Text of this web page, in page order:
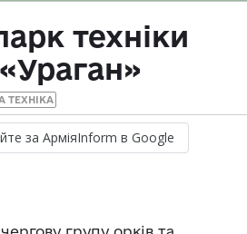
техніки
ТЕХНІКА
за АрміяInform в Google